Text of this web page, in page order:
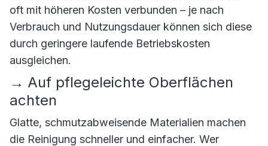
oft mit höheren Kosten verbunden – je nach
Verbrauch und Nutzungsdauer können sich diese
durch geringere laufende Betriebskosten
ausgleichen.
→ Auf pflegeleichte Oberflächen
achten
Glatte, schmutzabweisende Materialien machen
die Reinigung schneller und einfacher. Wer